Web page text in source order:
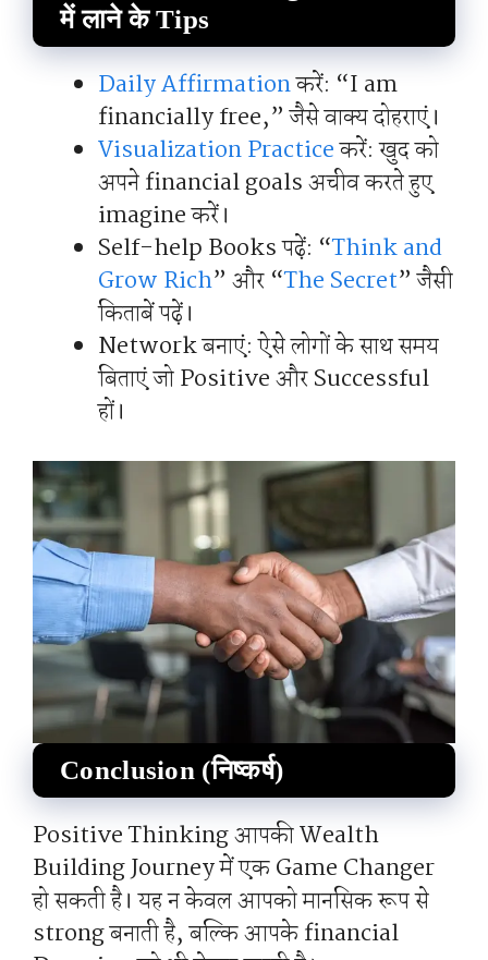
में लाने के Tips
Daily Affirmationकरें: “I am
financially free,” जैसे वाक्य दोहराएं।
Visualization Practiceकरें: खुद को
अपने financial goals अचीव करते हुए
imagine करें।
Self-help Books पढ़ें: “Think and
Grow Rich” और “The Secret” जैसी
किताबें पढ़ें।
Network बनाएं: ऐसे लोगों के साथ समय
बिताएं जो Positive और Successful
हों।
Conclusion (निष्कर्ष)
Positive Thinking आपकी Wealth
Building Journey में एक Game Changer
हो सकती है। यह न केवल आपको मानसिक रूप से
strong बनाती है, बल्कि आपके financial